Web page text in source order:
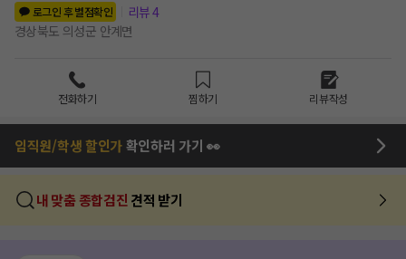
로그인 후 별점확인
리뷰4
경상북도 의성군 안계면
전화하기 찜하기 리뷰작성
임직원/학생 할인가확인하러 가기 👀
내 맞춤 종합검진 견적 받기